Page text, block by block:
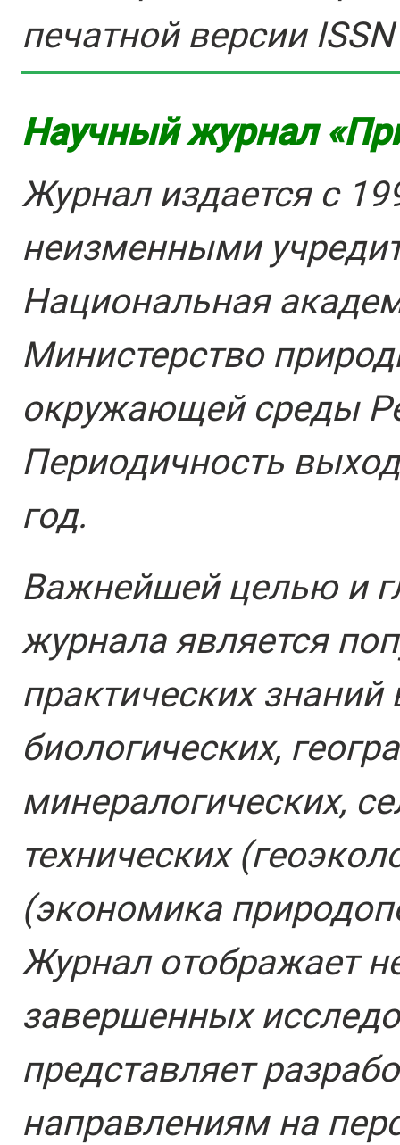
печатной версии
Научный журнал
Журнал издается с
неизменными
Национальная
Министерство
окружающей среды
Периодичность
год.
Важнейшей целью и
журнала является
практических
биологических,
минералогических,
технических
(экономика
Журнал отображает
завершенных
представляет
направлениям на